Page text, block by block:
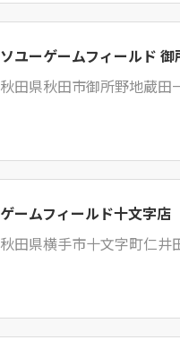
ソユーゲームフィールド 御
秋田県秋田市御所野地蔵
ゲームフィールド十文字店
秋田県横手市十文字町仁